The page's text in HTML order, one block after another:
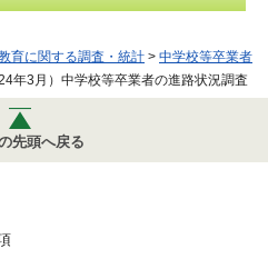
育に関する調査・統計 > 中学校等卒業者
年3月）中学校等卒業者の進路状況調査
先頭へ戻る